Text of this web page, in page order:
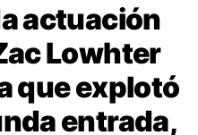
actuación
Lowhter
que explotó
entrada,